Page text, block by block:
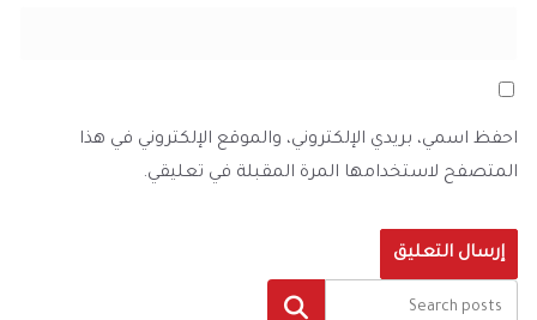
احفظ اسمي، بريدي الإلكتروني، والموقع الإلكتروني في هذا
المتصفح لاستخدامها المرة المقبلة في تعليقي.
البحث